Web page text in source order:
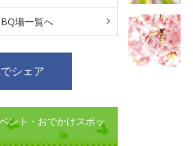
場一覧へ
シェア
ント・おでかけスポッ